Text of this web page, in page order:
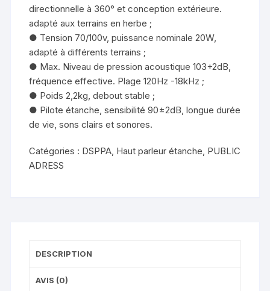
directionnelle à 360° et conception extérieure.
adapté aux terrains en herbe ;
● Tension 70/100v, puissance nominale 20W,
adapté à différents terrains ;
● Max. Niveau de pression acoustique 103+2dB,
fréquence effective. Plage 120Hz -18kHz ;
● Poids 2,2kg, debout stable ;
● Pilote étanche, sensibilité 90±2dB, longue durée
de vie, sons clairs et sonores.
Catégories : DSPPA Haut parleur étanche PUBLIC
ADRESS
DESCRIPTION
AVIS (0)